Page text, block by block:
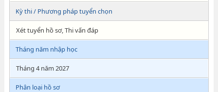
Kỳ thi / Phương pháp tuyển chọn
Xét tuyển hồ sơ, Thi vấn đáp
Tháng năm nhập học
Tháng 4 năm 2027
Phân loại hồ sơ